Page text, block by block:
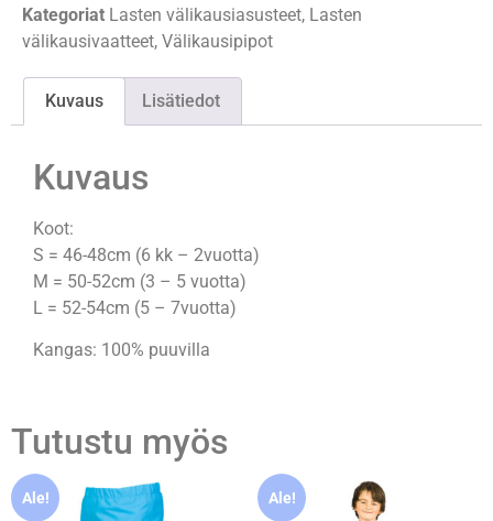
Kategoriat Lasten välikausiasusteet, Lasten
välikausivaatteet, Välikausipipot
Kuvaus Lisätiedot
Kuvaus
Koot:
S = 46-48cm (6 kk – 2vuotta)
M = 50-52cm (3 – 5 vuotta)
L = 52-54cm (5 – 7vuotta)
Kangas: 100% puuvilla
Tutustu myös
Ale! Ale!